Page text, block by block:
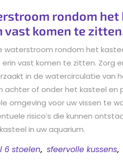
rondom
vast komen te
waterstroom rondom het
vast komen te zitten. Zorg
in de watercirculatie van
achter of onder het kasteel en
omgeving voor uw vissen te
risico’s die kunnen
in uw aquarium.
6 stoelen, sfeervolle kussens,